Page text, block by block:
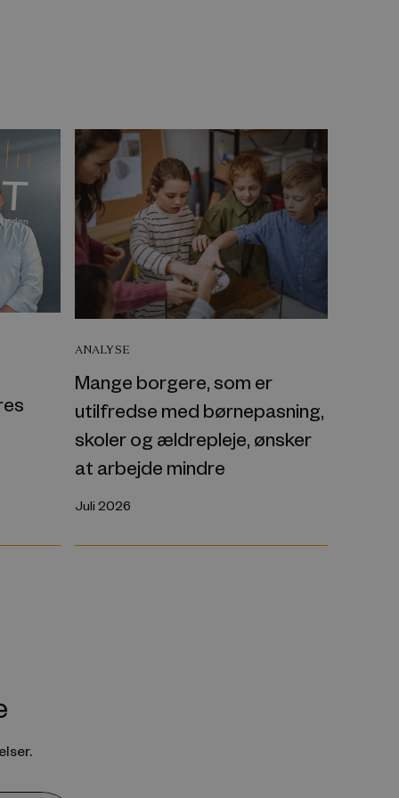
ANALYSE
Mange borgere, som er
utilfredse med børnepasning,
skoler og ældrepleje, ønsker
at arbejde mindre
Juli 2026